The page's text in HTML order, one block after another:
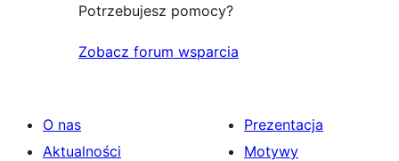
Potrzebujesz pomocy?
Zobacz forum wsparcia
O nas
Aktualności
Prezentacja
Motywy